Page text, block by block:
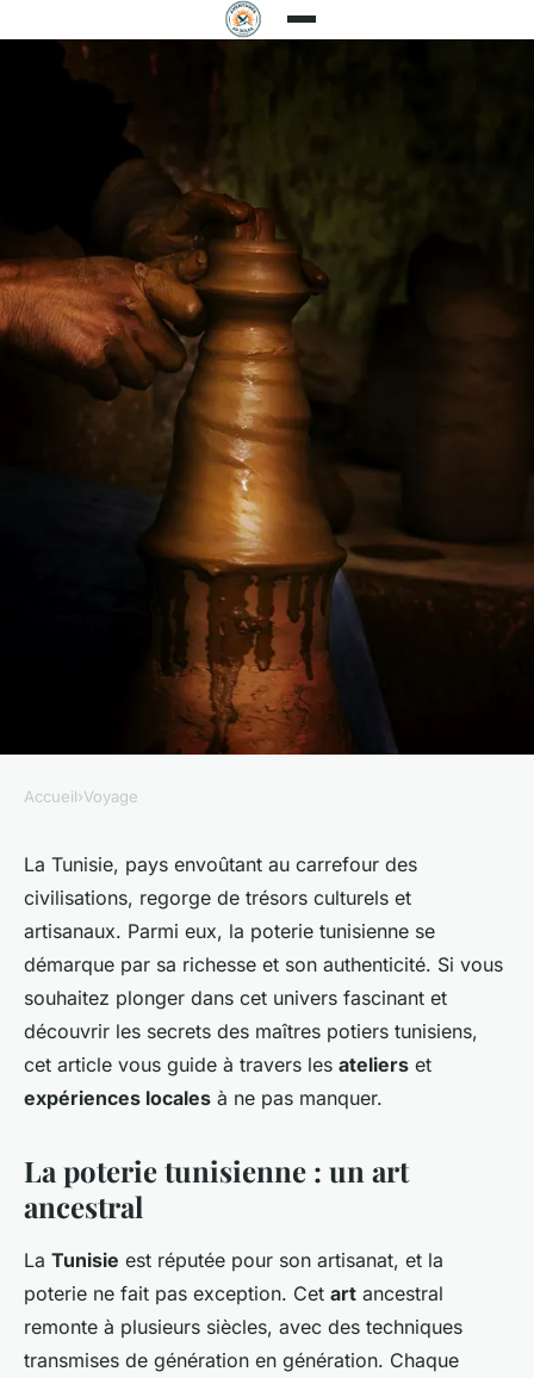
VOYAGE
Comment découvrir les
traditions de la poterie en
Tunisie : ateliers et
expériences locales ?
Paul•30 juin 2024•4 min de lecture
Accueil›Voyage
La Tunisie, pays envoûtant au carrefour des
civilisations, regorge de trésors culturels et
artisanaux. Parmi eux, la poterie tunisienne se
démarque par sa richesse et son authenticité. Si vous
souhaitez plonger dans cet univers fascinant et
découvrir les secrets des maîtres potiers tunisiens,
cet article vous guide à travers les ateliers et
expériences locales à ne pas manquer.
La poterie tunisienne : un art
ancestral
La Tunisie est réputée pour son artisanat, et la
poterie ne fait pas exception. Cet art ancestral
remonte à plusieurs siècles, avec des techniques
transmises de génération en génération. Chaque